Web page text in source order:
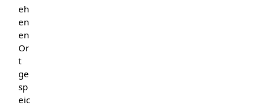
eh
en
en
Or
t
ge
sp
eic